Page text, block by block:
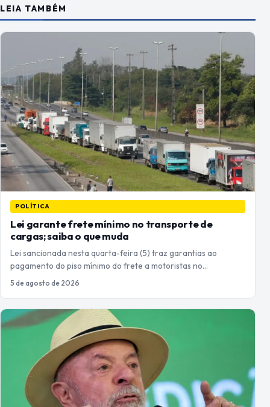
LEIA TAMBÉM
POLÍTICA
Lei garante frete mínimo no transporte de
cargas; saiba o que muda
Lei sancionada nesta quarta-feira (5) traz garantias ao
pagamento do piso mínimo do frete a motoristas no…
5 de agosto de 2026